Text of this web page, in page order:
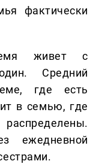
фактически
живет с
Средний
где есть
в семью, где
ежедневной